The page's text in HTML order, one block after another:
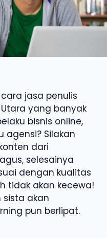
jasa penulis
yang banyak
bisnis online,
agensi? Silakan
dari
selesainya
dengan kualitas
tidak akan kecewa!
akan
pun berlipat.